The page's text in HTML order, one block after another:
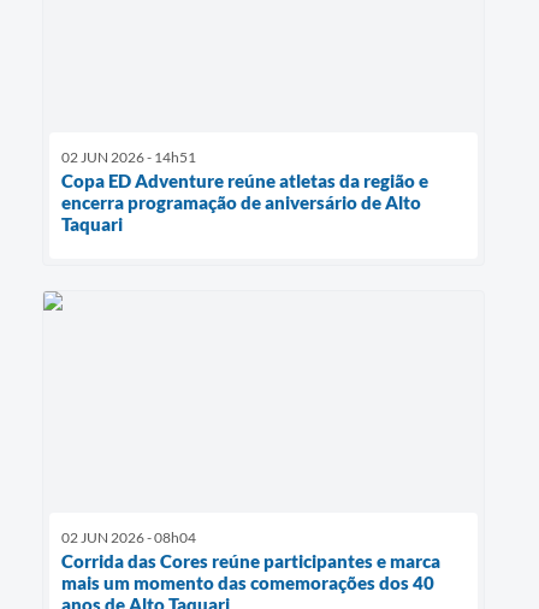
02 JUN 2026 - 14h51
Copa ED Adventure reúne atletas da região e
encerra programação de aniversário de Alto
Taquari
02 JUN 2026 - 08h04
Corrida das Cores reúne participantes e marca
mais um momento das comemorações dos 40
anos de Alto Taquari